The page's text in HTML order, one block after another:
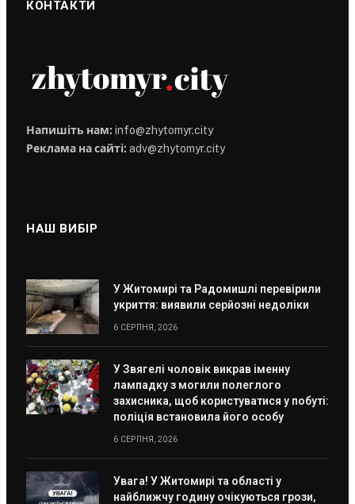
КОНТАКТИ
Напишіть нам: info@zhytomyr.city
Реклама на сайті: adv@zhytomyr.city
НАШ ВИБІР
У Житомирі та Радомишлі перевірили
укриття: виявили серйозні недоліки
6 СЕРПНЯ, 2026
У Звягелі чоловік викрав іменну
лампадку з могили полеглого
захисника, щоб користуватися у побуті:
поліція встановила його особу
6 СЕРПНЯ, 2026
Увага! У Житомирі та області у
найближчу годину очікуються грози,